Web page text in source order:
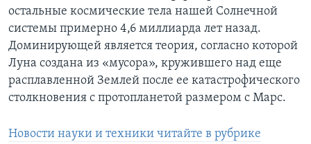
остальные космические тела нашей Солнечной
системы примерно 4,6 миллиарда лет назад.
Доминирующей является теория, согласно которой
Луна создана из «мусора», кружившего над еще
расплавленной Землей после ее катастрофического
столкновения с протопланетой размером с Марс.
Новости науки и техники читайте в рубрике